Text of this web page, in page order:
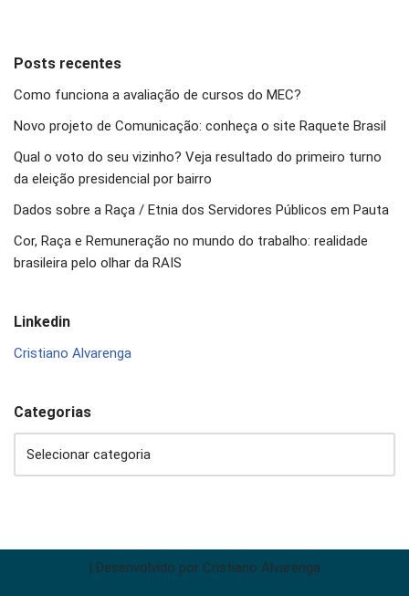
Posts recentes
Como funciona a avaliação de cursos do MEC?
Novo projeto de Comunicação: conheça o site Raquete Brasil
Qual o voto do seu vizinho? Veja resultado do primeiro turno
da eleição presidencial por bairro
Dados sobre a Raça / Etnia dos Servidores Públicos em Pauta
Cor, Raça e Remuneração no mundo do trabalho: realidade
brasileira pelo olhar da RAIS
Linkedin
Cristiano Alvarenga
Categorias
| Desenvolvido por Cristiano Alvarenga